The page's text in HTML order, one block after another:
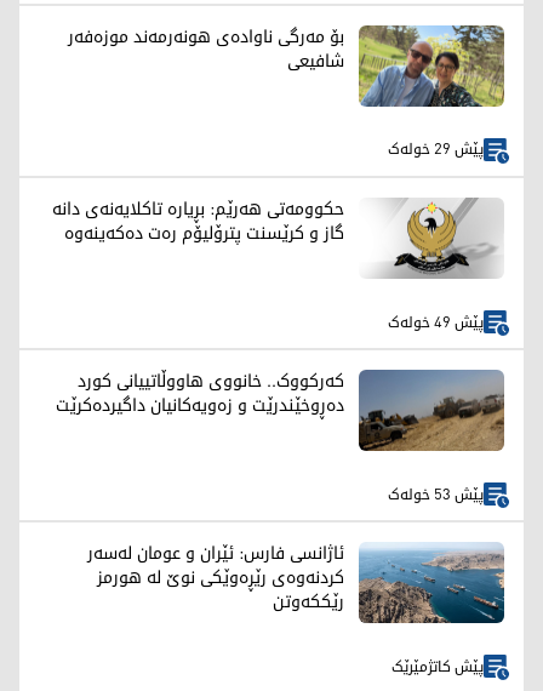
بۆ مەرگی ناوادەی هونەرمەند موزەفەر
شافیعی
پێش 29 خولەک
حکوومەتی هەرێم: بڕیارە تاکلایەنەی دانە
گاز و کرێسنت پترۆلیۆم رەت دەکەینەوە
پێش 49 خولەک
کەرکووک.. خانووی هاووڵاتییانی کورد
دەڕوخێندرێت و زەویەکانیان داگیردەکرێت
پێش 53 خولەک
ئاژانسی فارس: ئێران و عومان لەسەر
کردنەوەی رێڕەوێکی نوێ لە هورمز
رێککەوتن
پێش کاتژمێرێک